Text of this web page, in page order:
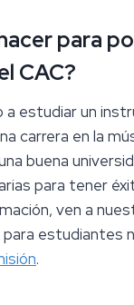
para
CAC?
a estudiar un
carrera en la
buena
para tener
ven a
estudiantes
.